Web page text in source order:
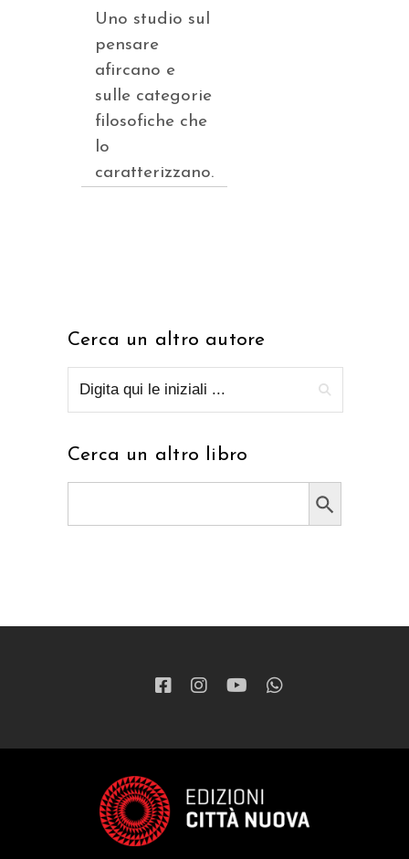
Uno studio sul
pensare
afircano e
sulle categorie
filosofiche che
lo
caratterizzano.
Cerca un altro autore
Cerca un altro libro
Search Button